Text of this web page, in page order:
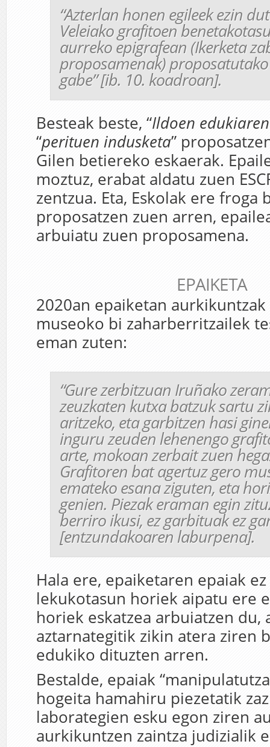
“Azterlan honen egileek ezin
Veleiako grafitoen
aurreko epigrafean (Ikerketa
proposamenak)
gabe” [ib. 10. koadroan].
Besteak beste, “Ildoen
“perituen indusketa”
Gilen betiereko eskaerak.
moztuz, erabat aldatu zuen
zentzua. Eta, Eskolak ere froga
proposatzen zuen arren,
arbuiatu zuen proposamena.
EPAIKETA
2020an epaiketan
museoko bi zaharberritzailek
eman zuten:
“Gure zerbitzuan Iruñako
zeuzkaten kutxa batzuk sartu
aritzeko, eta garbitzen hasi
inguru zeuden lehenengo
arte, mokoan zerbait zuen
Grafitoren bat agertuz gero
emateko esana ziguten, eta
genien. Piezak eraman egin
berriro ikusi, ez garbituak ez
[entzundakoaren laburpena].
Hala ere, epaiketaren epaiak
lekukotasun horiek aipatu ere
horiek eskatzea arbuiatzen du,
aztarnategitik zikin atera ziren
edukiko dituzten arren.
Bestalde, epaiak
hogeita hamahiru piezetatik
laborategien esku egon ziren
aurkikuntzen zaintza judizialik